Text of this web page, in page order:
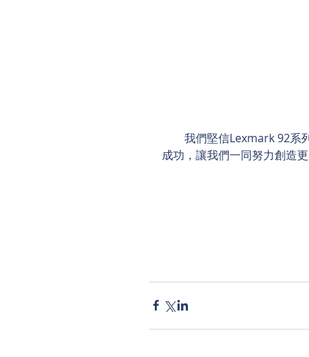
我們堅信Lexmark 92系列
成功，讓我們一同努力創造